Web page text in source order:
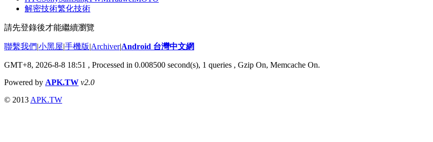
解密技術繁化技術
請先登錄後才能繼續瀏覽
聯繫我們|小黑屋|手機版|Archiver|Android 台灣中文網
GMT+8, 2026-8-8 18:51 , Processed in 0.008500 second(s), 1 queries , Gzip On, Memcache On.
Powered by APK.TW v2.0
© 2013 APK.TW